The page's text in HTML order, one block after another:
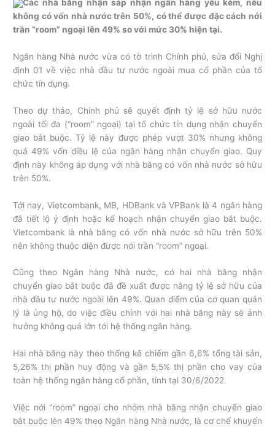
Các nhà băng nhận sáp nhận ngân hàng yếu kém, nếu
không có vốn nhà nước trên 50%, có thể được đặc cách nới
trần “room” ngoại lên 49% so với mức 30% hiện tại.
Ngân hàng Nhà nước vừa có tờ trình Chính phủ, sửa đổi Nghị
định 01 về việc nhà đầu tư nước ngoài mua cổ phần của tổ
chức tín dụng.
Theo dự thảo, Chính phủ sẽ quyết định tỷ lệ sở hữu nước
ngoài tối đa (“room” ngoại) tại tổ chức tín dụng nhận chuyển
giao bắt buộc. Tỷ lệ này được phép vượt 30% nhưng không
quá 49% vốn điều lệ của ngân hàng nhận chuyển giao. Quy
định này không áp dụng với nhà băng có vốn nhà nước sở hữu
trên 50%.
Tới nay, Vietcombank, MB, HDBank và VPBank là 4 ngân hàng
đã tiết lộ ý định hoặc kế hoạch nhận chuyển giao bắt buộc.
Vietcombank là nhà băng có vốn nhà nước sở hữu trên 50%
nên không thuộc diện được nới trần “room” ngoại.
Cũng theo Ngân hàng Nhà nước, có hai nhà băng nhận
chuyển giao bắt buộc đãđề xuất được nâng tỷ lệ sở hữu của
nhà đầu tư nước ngoài lên 49%. Quan điểm của cơ quan quản
lý là ủng hộ, do việc điều chỉnh với hai nhà băng này sẽ ảnh
hưởng không quá lớn tới hệ thống ngân hàng.
Hai nhà băng này theo thống kê chiếm gần 6,6% tổng tài sản,
5,26% thị phần huy động và gần 5,5% thị phần cho vay của
toàn hệ thống ngân hàng cổ phần, tính tại 30/6/2022.
Việc nới “room” ngoại cho nhóm nhà băng nhận chuyển giao
bắt buộc lên 49% theo Ngân hàng Nhà nước, là cơ chế khuyến